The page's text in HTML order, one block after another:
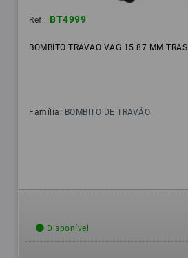
Ref.: BT4999
BOMBITO TRAVAO VAG 15 87 MM TRAS
Família: BOMBITO DE TRAVÃO
Disponível